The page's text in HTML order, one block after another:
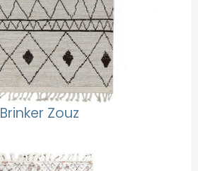
Brinker Zouz